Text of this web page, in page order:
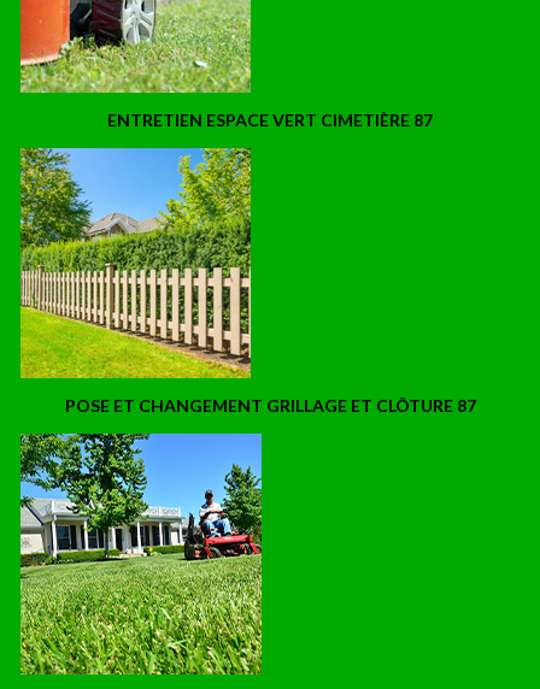
ENTRETIEN ESPACE VERT CIMETIÈRE 87
POSE ET CHANGEMENT GRILLAGE ET CLÔTURE 87